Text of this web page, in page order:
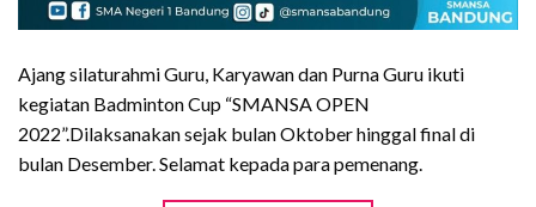
Ajang silaturahmi Guru, Karyawan dan Purna Guru ikuti
kegiatan Badminton Cup “SMANSA OPEN
2022”.Dilaksanakan sejak bulan Oktober hinggal final di
bulan Desember. Selamat kepada para pemenang.